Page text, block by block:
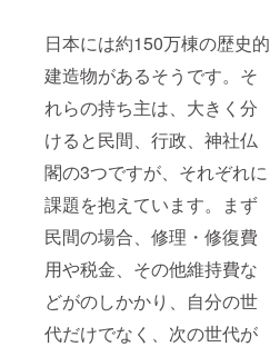
日本には約150万棟の歴史的
建造物があるそうです。そ
れらの持ち主は、大きく分
けると民間、行政、神社仏
閣の3つですが、それぞれに
課題を抱えています。まず
民間の場合、修理・修復費
用や税金、その他維持費な
どがのしかかり、自分の世
代だけでなく、次の世代が